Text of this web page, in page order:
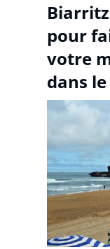
pour
votre
dans